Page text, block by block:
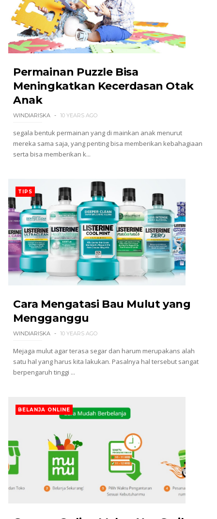
Permainan Puzzle Bisa
Meningkatkan Kecerdasan Otak
Anak
WINDIARISKA 10 YEARS AGO
segala bentuk permainan yang di mainkan anak menurut
mereka sama saja, yang penting bisa memberikan kebahagiaan
serta bisa memberikan k...
TIPS
Cara Mengatasi Bau Mulut yang
Mengganggu
WINDIARISKA 10 YEARS AGO
Mejaga mulut agar terasa segar dan harum merupakans alah
satu hal yang harus kita lakukan. Pasalnya hal tersebut sangat
berpengaruh tinggi ...
BELANJA ONLINE